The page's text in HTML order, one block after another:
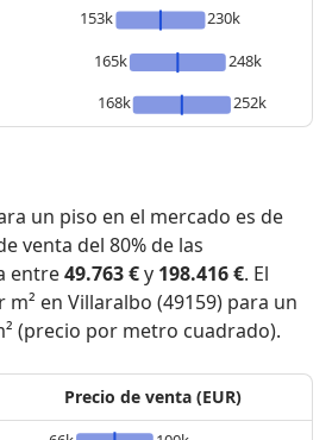
153k
230k
165k
248k
168k
252k
un piso en el mercado es de
venta del 80% de las
entre49.763 €y 198.416 €. El
en Villaralbo (49159) para un
(precio por metro cuadrado).
Precio de venta (EUR)